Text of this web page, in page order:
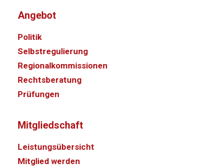
Angebot
Politik
Selbstregulierung
Regionalkommissionen
Rechtsberatung
Prüfungen
Mitgliedschaft
Leistungsübersicht
Mitglied werden